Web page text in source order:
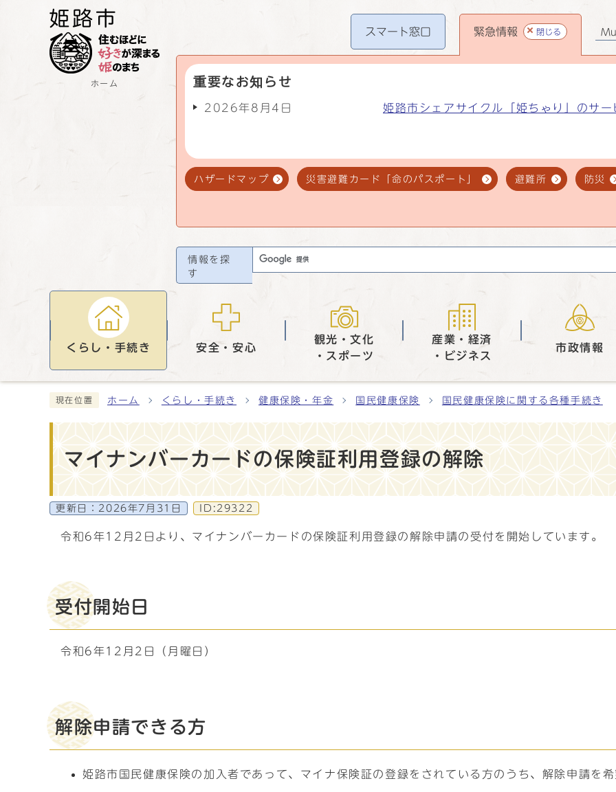
ホーム
スマート窓口 緊急情報 閉じる
重要なお知らせ
2026年8月4日 姫路市シェアサイクル「姫ちゃり」のサ
ハザードマップ 災害避難カード「命のパスポート」 避難所 防災
情報を探
す
くらし・手続き 安全・安心
観光・文化
・スポーツ
産業・経済
・ビジネス
市政情報
現在位置 ホーム くらし・手続き 健康保険・年金 国民健康保険 国民健康保険に関する各種手続き
マイナンバーカードの保険証利用登録の解除
更新日： 2026年7月31日 ID:29322
令和6年12月2日より、マイナンバーカードの保険証利用登録の解除申請の受付を開始しています。
受付開始日
令和6年12月2日（月曜日）
解除申請できる方
姫路市国民健康保険の加入者であって、マイナ保険証の登録をされている方のうち、解除申請を